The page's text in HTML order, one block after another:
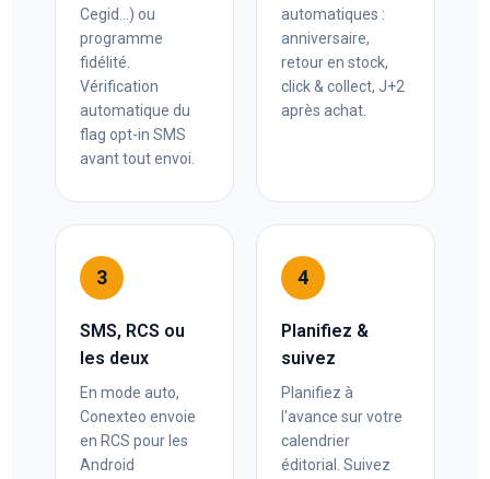
Cegid…) ou
programme
fidélité.
Vérification
automatique du
flag opt-in SMS
avant tout envoi.
automatiques :
anniversaire,
retour en stock,
click & collect, J+2
après achat.
3
SMS, RCS ou
les deux
En mode auto,
Conexteo envoie
en RCS pour les
Android
4
Planifiez &
suivez
Planifiez à
l'avance sur votre
calendrier
éditorial. Suivez